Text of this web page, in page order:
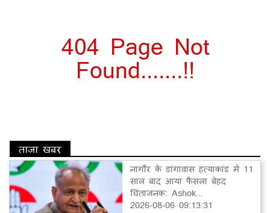
404 Page Not
Found.......!!
ताज़ा खबर
नागौर के डांगावास हत्याकांड में 11
साल बाद आया फैसला बेहद
चिंताजनक: Ashok...
2026-08-06 09:13:31